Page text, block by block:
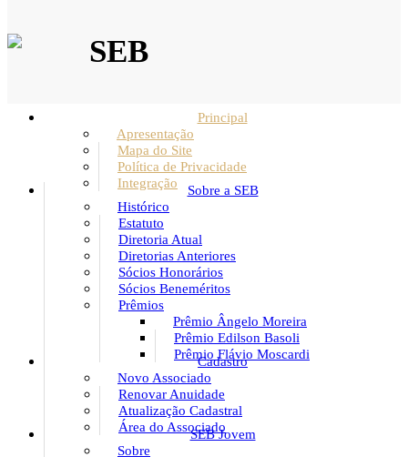
SEB
Principal
Apresentação
Mapa do Site
Política de Privacidade
Integração
Sobre a SEB
Histórico
Estatuto
Diretoria Atual
Diretorias Anteriores
Sócios Honorários
Sócios Beneméritos
Prêmios
Prêmio Ângelo Moreira
Prêmio Edilson Basoli
Prêmio Flávio Moscardi
Cadastro
Novo Associado
Renovar Anuidade
Atualização Cadastral
Área do Associado
SEB Jovem
Sobre